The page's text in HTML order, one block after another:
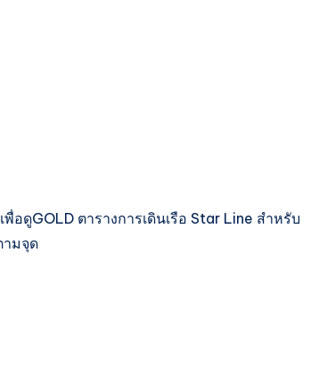
ดูGOLD ตารางการเดินเรือ Star Line สำหรับ
ามจุด